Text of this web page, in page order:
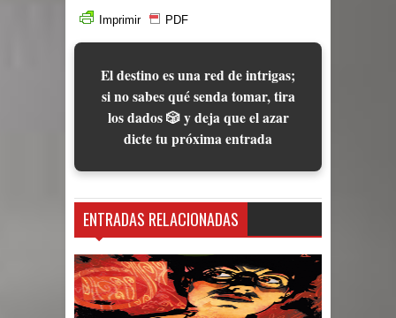
Imprimir PDF
El destino es una red de intrigas;
si no sabes qué senda tomar, tira
los dados 🎲 y deja que el azar
dicte tu próxima entrada
ENTRADAS RELACIONADAS